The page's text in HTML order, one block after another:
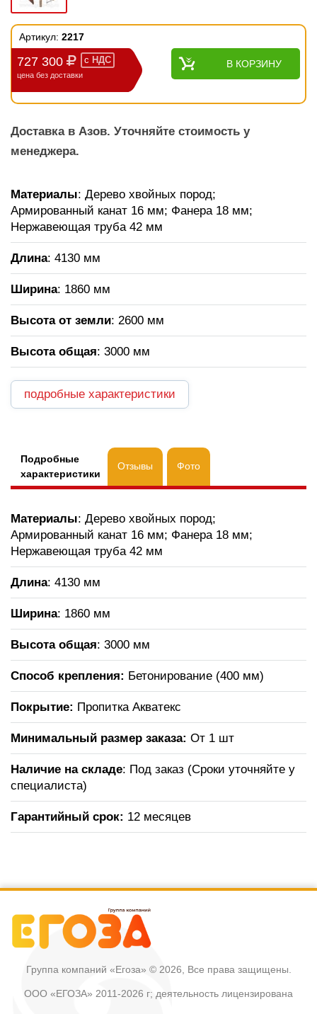
Артикул: 2217
727 300 с НДС
цена без доставки
В КОРЗИНУ
Доставка в Азов. Уточняйте стоимость у
менеджера.
Материалы: Дерево хвойных пород;
Армированный канат 16 мм; Фанера 18 мм;
Нержавеющая труба 42 мм
Длина: 4130 мм
Ширина: 1860 мм
Высота от земли: 2600 мм
Высота общая: 3000 мм
подробные характеристики
Подробные
характеристики
Отзывы Фото
Материалы: Дерево хвойных пород;
Армированный канат 16 мм; Фанера 18 мм;
Нержавеющая труба 42 мм
Длина: 4130 мм
Ширина: 1860 мм
Высота общая: 3000 мм
Способ крепления: Бетонирование (400 мм)
Покрытие: Пропитка Акватекс
Минимальный размер заказа: От 1 шт
Наличие на складе: Под заказ (Сроки уточняйте у
специалиста)
Гарантийный срок: 12 месяцев
Группа компаний «Егоза» © 2026, Все права защищены.
ООО «ЕГОЗА» 2011-2026 г; деятельность лицензирована